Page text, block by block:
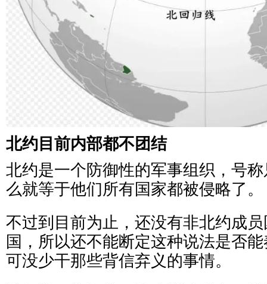
北约目前内部都不团结
北约是一个防御性的军事组织，号
么就等于他们所有国家都被侵略了。
不过到目前为止，还没有非北约成
国，所以还不能断定这种说法是否
可没少干那些背信弃义的事情。